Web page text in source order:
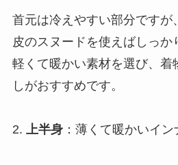
首元は冷えやすい部分ですが
皮のスヌードを使えばしっか
軽くて暖かい素材を選び、着
しがおすすめです。
2. 上半身：薄くて暖かいイン